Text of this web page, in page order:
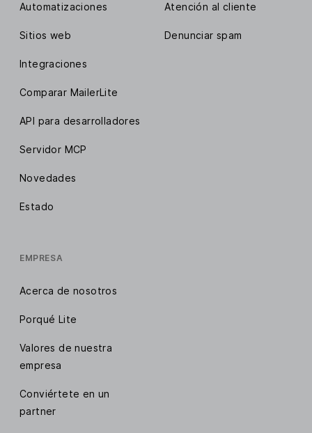
Automatizaciones
Sitios web
Integraciones
Comparar MailerLite
API para desarrolladores
Servidor MCP
Novedades
Estado
Atención al cliente
Denunciar spam
EMPRESA
Acerca de nosotros
Porqué Lite
Valores de nuestra
empresa
Conviértete en un
partner